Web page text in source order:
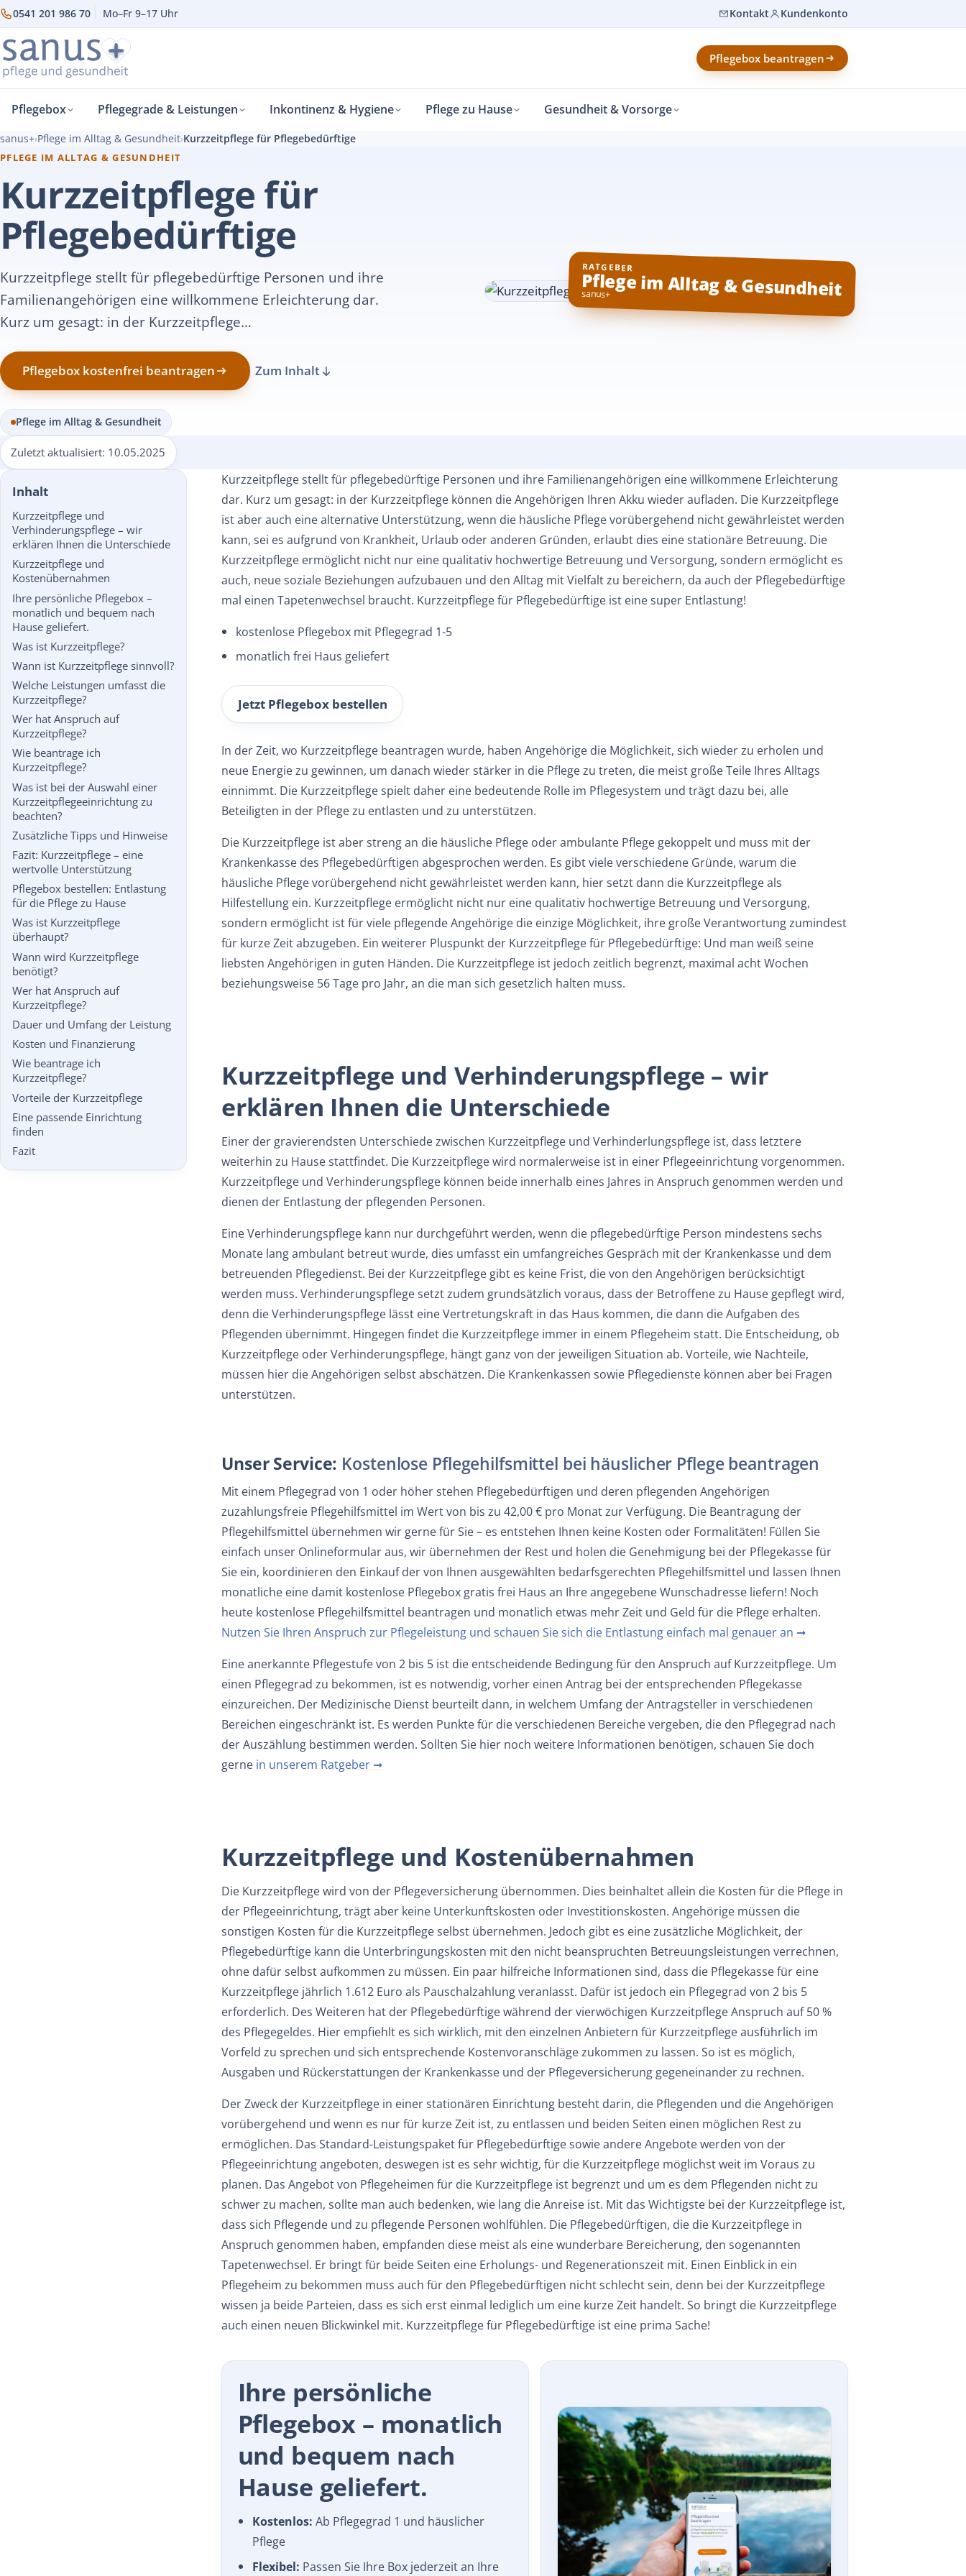
0541 201 986 70 Mo–Fr 9–17 Uhr Kontakt Kundenkonto
Pflegebox beantragen
Pflegebox Pflegegrade & Leistungen Inkontinenz & Hygiene Pflege zu Hause Gesundheit & Vorsorge
sanus+›Pflege im Alltag & Gesundheit›Kurzzeitpflege für Pflegebedürftige
PFLEGE IM ALLTAG & GESUNDHEIT
Kurzzeitpflege für
Pflegebedürftige
Kurzzeitpflege stellt für pflegebedürftige Personen und ihre
Familienangehörigen eine willkommene Erleichterung dar.
Kurz um gesagt: in der Kurzzeitpflege…
Pflegebox kostenfrei beantragen Zum Inhalt
Pflege im Alltag & Gesundheit
RATGEBER
Pflege im Alltag & Gesundheit
sanus+
Zuletzt aktualisiert: 10.05.2025
Inhalt
Kurzzeitpflege und
Verhinderungspflege – wir
erklären Ihnen die Unterschiede
Kurzzeitpflege und
Kostenübernahmen
Ihre persönliche Pflegebox –
monatlich und bequem nach
Hause geliefert.
Was ist Kurzzeitpflege?
Wann ist Kurzzeitpflege sinnvoll?
Welche Leistungen umfasst die
Kurzzeitpflege?
Wer hat Anspruch auf
Kurzzeitpflege?
Wie beantrage ich
Kurzzeitpflege?
Was ist bei der Auswahl einer
Kurzzeitpflegeeinrichtung zu
beachten?
Zusätzliche Tipps und Hinweise
Fazit: Kurzzeitpflege – eine
wertvolle Unterstützung
Pflegebox bestellen: Entlastung
für die Pflege zu Hause
Was ist Kurzzeitpflege
überhaupt?
Wann wird Kurzzeitpflege
benötigt?
Wer hat Anspruch auf
Kurzzeitpflege?
Dauer und Umfang der Leistung
Kosten und Finanzierung
Wie beantrage ich
Kurzzeitpflege?
Vorteile der Kurzzeitpflege
Eine passende Einrichtung
finden
Fazit
Kurzzeitpflege stellt für pflegebedürftige Personen und ihre Familienangehörigen eine willkommene Erleichterung
dar. Kurz um gesagt: in der Kurzzeitpflege können die Angehörigen Ihren Akku wieder aufladen. Die Kurzzeitpflege
ist aber auch eine alternative Unterstützung, wenn die häusliche Pflege vorübergehend nicht gewährleistet werden
kann, sei es aufgrund von Krankheit, Urlaub oder anderen Gründen, erlaubt dies eine stationäre Betreuung. Die
Kurzzeitpflege ermöglicht nicht nur eine qualitativ hochwertige Betreuung und Versorgung, sondern ermöglicht es
auch, neue soziale Beziehungen aufzubauen und den Alltag mit Vielfalt zu bereichern, da auch der Pflegebedürftige
mal einen Tapetenwechsel braucht. Kurzzeitpflege für Pflegebedürftige ist eine super Entlastung!
kostenlose Pflegebox mit Pflegegrad 1-5
monatlich frei Haus geliefert
Jetzt Pflegebox bestellen
In der Zeit, wo Kurzzeitpflege beantragen wurde, haben Angehörige die Möglichkeit, sich wieder zu erholen und
neue Energie zu gewinnen, um danach wieder stärker in die Pflege zu treten, die meist große Teile Ihres Alltags
einnimmt. Die Kurzzeitpflege spielt daher eine bedeutende Rolle im Pflegesystem und trägt dazu bei, alle
Beteiligten in der Pflege zu entlasten und zu unterstützen.
Die Kurzzeitpflege ist aber streng an die häusliche Pflege oder ambulante Pflege gekoppelt und muss mit der
Krankenkasse des Pflegebedürftigen abgesprochen werden. Es gibt viele verschiedene Gründe, warum die
häusliche Pflege vorübergehend nicht gewährleistet werden kann, hier setzt dann die Kurzzeitpflege als
Hilfestellung ein. Kurzzeitpflege ermöglicht nicht nur eine qualitativ hochwertige Betreuung und Versorgung,
sondern ermöglicht ist für viele pflegende Angehörige die einzige Möglichkeit, ihre große Verantwortung zumindest
für kurze Zeit abzugeben. Ein weiterer Pluspunkt der Kurzzeitpflege für Pflegebedürftige: Und man weiß seine
liebsten Angehörigen in guten Händen. Die Kurzzeitpflege ist jedoch zeitlich begrenzt, maximal acht Wochen
beziehungsweise 56 Tage pro Jahr, an die man sich gesetzlich halten muss.
Kurzzeitpflege und Verhinderungspflege – wir
erklären Ihnen die Unterschiede
Einer der gravierendsten Unterschiede zwischen Kurzzeitpflege und Verhinderlungspflege ist, dass letztere
weiterhin zu Hause stattfindet. Die Kurzzeitpflege wird normalerweise ist in einer Pflegeeinrichtung vorgenommen.
Kurzzeitpflege und Verhinderungspflege können beide innerhalb eines Jahres in Anspruch genommen werden und
dienen der Entlastung der pflegenden Personen.
Eine Verhinderungspflege kann nur durchgeführt werden, wenn die pflegebedürftige Person mindestens sechs
Monate lang ambulant betreut wurde, dies umfasst ein umfangreiches Gespräch mit der Krankenkasse und dem
betreuenden Pflegedienst. Bei der Kurzzeitpflege gibt es keine Frist, die von den Angehörigen berücksichtigt
werden muss. Verhinderungspflege setzt zudem grundsätzlich voraus, dass der Betroffene zu Hause gepflegt wird,
denn die Verhinderungspflege lässt eine Vertretungskraft in das Haus kommen, die dann die Aufgaben des
Pflegenden übernimmt. Hingegen findet die Kurzzeitpflege immer in einem Pflegeheim statt. Die Entscheidung, ob
Kurzzeitpflege oder Verhinderungspflege, hängt ganz von der jeweiligen Situation ab. Vorteile, wie Nachteile,
müssen hier die Angehörigen selbst abschätzen. Die Krankenkassen sowie Pflegedienste können aber bei Fragen
unterstützen.
Unser Service: Kostenlose Pflegehilfsmittel bei häuslicher Pflege beantragen
Mit einem Pflegegrad von 1 oder höher stehen Pflegebedürftigen und deren pflegenden Angehörigen
zuzahlungsfreie Pflegehilfsmittel im Wert von bis zu 42,00 € pro Monat zur Verfügung. Die Beantragung der
Pflegehilfsmittel übernehmen wir gerne für Sie – es entstehen Ihnen keine Kosten oder Formalitäten! Füllen Sie
einfach unser Onlineformular aus, wir übernehmen der Rest und holen die Genehmigung bei der Pflegekasse für
Sie ein, koordinieren den Einkauf der von Ihnen ausgewählten bedarfsgerechten Pflegehilfsmittel und lassen Ihnen
monatliche eine damit kostenlose Pflegebox gratis frei Haus an Ihre angegebene Wunschadresse liefern! Noch
heute kostenlose Pflegehilfsmittel beantragen und monatlich etwas mehr Zeit und Geld für die Pflege erhalten.
Nutzen Sie Ihren Anspruch zur Pflegeleistung und schauen Sie sich die Entlastung einfach mal genauer an ➞
Eine anerkannte Pflegestufe von 2 bis 5 ist die entscheidende Bedingung für den Anspruch auf Kurzzeitpflege. Um
einen Pflegegrad zu bekommen, ist es notwendig, vorher einen Antrag bei der entsprechenden Pflegekasse
einzureichen. Der Medizinische Dienst beurteilt dann, in welchem Umfang der Antragsteller in verschiedenen
Bereichen eingeschränkt ist. Es werden Punkte für die verschiedenen Bereiche vergeben, die den Pflegegrad nach
der Auszählung bestimmen werden. Sollten Sie hier noch weitere Informationen benötigen, schauen Sie doch
gerne in unserem Ratgeber ➞
Kurzzeitpflege und Kostenübernahmen
Die Kurzzeitpflege wird von der Pflegeversicherung übernommen. Dies beinhaltet allein die Kosten für die Pflege in
der Pflegeeinrichtung, trägt aber keine Unterkunftskosten oder Investitionskosten. Angehörige müssen die
sonstigen Kosten für die Kurzzeitpflege selbst übernehmen. Jedoch gibt es eine zusätzliche Möglichkeit, der
Pflegebedürftige kann die Unterbringungskosten mit den nicht beanspruchten Betreuungsleistungen verrechnen,
ohne dafür selbst aufkommen zu müssen. Ein paar hilfreiche Informationen sind, dass die Pflegekasse für eine
Kurzzeitpflege jährlich 1.612 Euro als Pauschalzahlung veranlasst. Dafür ist jedoch ein Pflegegrad von 2 bis 5
erforderlich. Des Weiteren hat der Pflegebedürftige während der vierwöchigen Kurzzeitpflege Anspruch auf 50 %
des Pflegegeldes. Hier empfiehlt es sich wirklich, mit den einzelnen Anbietern für Kurzzeitpflege ausführlich im
Vorfeld zu sprechen und sich entsprechende Kostenvoranschläge zukommen zu lassen. So ist es möglich,
Ausgaben und Rückerstattungen der Krankenkasse und der Pflegeversicherung gegeneinander zu rechnen.
Der Zweck der Kurzzeitpflege in einer stationären Einrichtung besteht darin, die Pflegenden und die Angehörigen
vorübergehend und wenn es nur für kurze Zeit ist, zu entlassen und beiden Seiten einen möglichen Rest zu
ermöglichen. Das Standard-Leistungspaket für Pflegebedürftige sowie andere Angebote werden von der
Pflegeeinrichtung angeboten, deswegen ist es sehr wichtig, für die Kurzzeitpflege möglichst weit im Voraus zu
planen. Das Angebot von Pflegeheimen für die Kurzzeitpflege ist begrenzt und um es dem Pflegenden nicht zu
schwer zu machen, sollte man auch bedenken, wie lang die Anreise ist. Mit das Wichtigste bei der Kurzzeitpflege ist,
dass sich Pflegende und zu pflegende Personen wohlfühlen. Die Pflegebedürftigen, die die Kurzzeitpflege in
Anspruch genommen haben, empfanden diese meist als eine wunderbare Bereicherung, den sogenannten
Tapetenwechsel. Er bringt für beide Seiten eine Erholungs- und Regenerationszeit mit. Einen Einblick in ein
Pflegeheim zu bekommen muss auch für den Pflegebedürftigen nicht schlecht sein, denn bei der Kurzzeitpflege
wissen ja beide Parteien, dass es sich erst einmal lediglich um eine kurze Zeit handelt. So bringt die Kurzzeitpflege
auch einen neuen Blickwinkel mit. Kurzzeitpflege für Pflegebedürftige ist eine prima Sache!
Ihre persönliche
Pflegebox – monatlich
und bequem nach
Hause geliefert.
Kostenlos: Ab Pflegegrad 1 und häuslicher
Pflege
Flexibel: Passen Sie Ihre Box jederzeit an Ihre